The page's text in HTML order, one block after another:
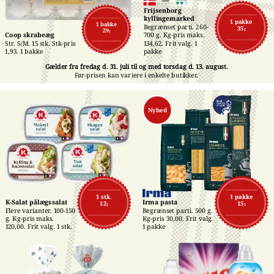
1 pakke
35,-
Frijsenborg
kyllingemarked
Begrænset parti. 260-
700 g. Kg-pris maks.
134,62. Frit valg. 1
pakke
Gælder fra fredag d. 31. juli til og med torsdag d. 13. august.
Før-prisen kan variere i enkelte butikker.
1 bakke
29,-
Coop skrabeæg
Str. S/M. 15 stk. Stk-pris
1,93. 1 bakke
1 stk.
12,-
K-Salat pålægssalat
Flere varianter. 100-150
g. Kg-pris maks.
120,00. Frit valg. 1 stk.
1 pakke
15,-
Nyhed
Irma pasta
Begrænset parti. 500 g.
Kg-pris 30,00. Frit valg.
1 pakke